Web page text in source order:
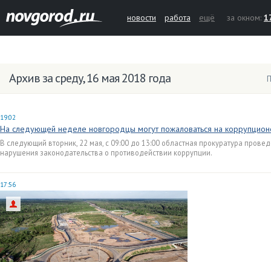
новости работа ещё за окном:
Архив за среду, 16 мая 2018 года
19:02
На следующей неделе новгородцы могут пожаловаться на
В следующий вторник, 22 мая, с 09:00 до 13:00 областная прокуратура
нарушения законодательства о противодействии коррупции.
17:56